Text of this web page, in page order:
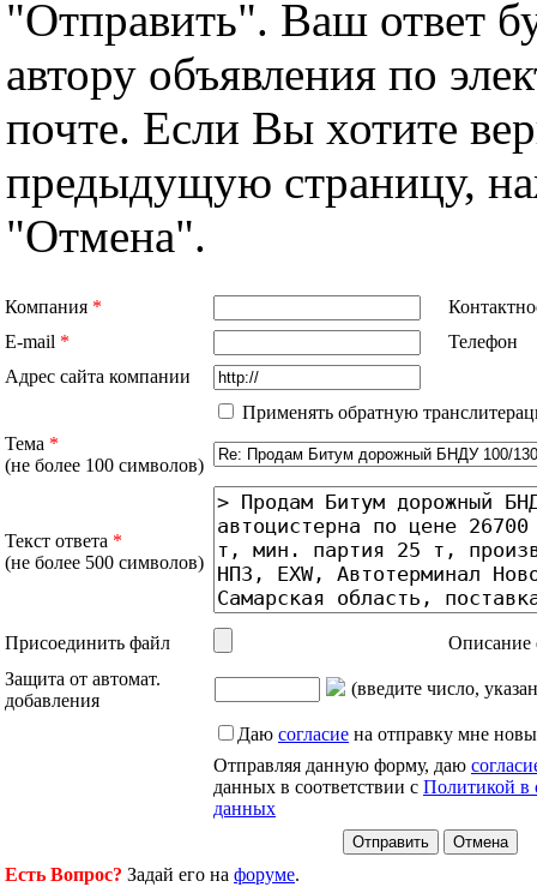
"Отправить". Ваш ответ
автору объявления по
почте. Если Вы хотите
предыдущую страницу,
"Отмена".
Компания *
E-mail *
Телефон
Адрес сайта компании
Применять обратную
Тема *
(не более 100 символов)
Текст ответа *
(не более 500 символов)
Присоединить файл
Описание
Защита от автомат.
добавления
(введите число,
Даю согласие на отправку мне
Отправляя данную форму, даю
данных в соответствии с Политикой в
данных
Есть Вопрос? Задай его на форуме.